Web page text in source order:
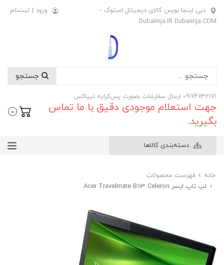
دبی اینجا بورس کالای دیجیتال استوک -
Dubaiinja.IR Dubaiinja.COM
ورود | ثبت‌نام
09174732171 ارسال سفارشات بصورت پس‌کرایه تیپاکس
جهت استعلام موجودی دقیق با ما تماس
بگیرید.
0
دسته‌بندی کالاها
خانه
فهرست محصولات
لپ تاپ ایسر Acer Travelmate B113 Celeron